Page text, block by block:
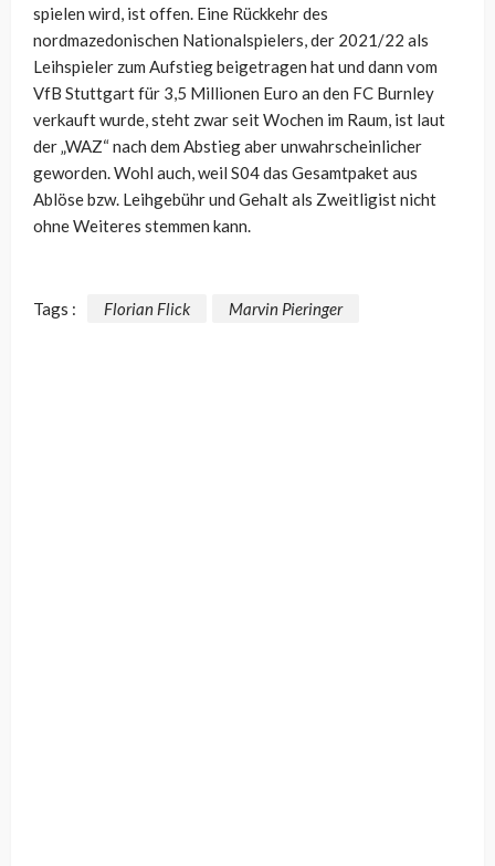
spielen wird, ist offen. Eine Rückkehr des
nordmazedonischen Nationalspielers, der 2021/22 als
Leihspieler zum Aufstieg beigetragen hat und dann vom
VfB Stuttgart für 3,5 Millionen Euro an den FC Burnley
verkauft wurde, steht zwar seit Wochen im Raum, ist laut
der „WAZ“ nach dem Abstieg aber unwahrscheinlicher
geworden. Wohl auch, weil S04 das Gesamtpaket aus
Ablöse bzw. Leihgebühr und Gehalt als Zweitligist nicht
ohne Weiteres stemmen kann.
Tags : Florian Flick Marvin Pieringer